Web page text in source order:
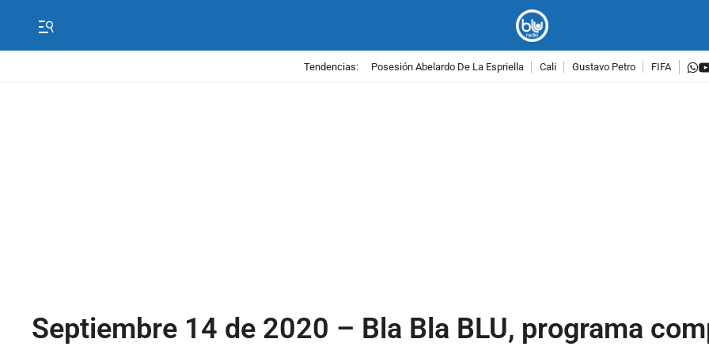
Tendencias: Posesión Abelardo De La Espriella Cali Gustavo Petro FIFA
Septiembre 14 de 2020 – Bla Bla BLU, programa